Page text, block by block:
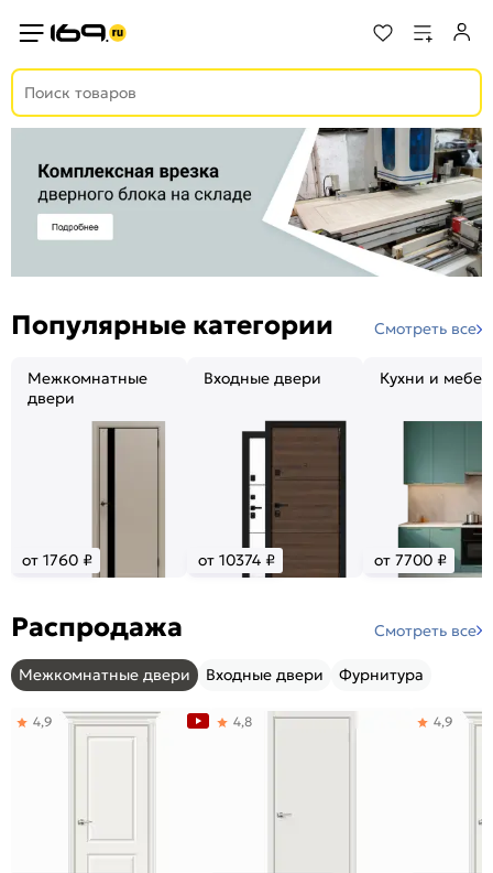
Популярные категории Смотреть все
Межкомнатные
двери
от 1760 ₽
Входные двери
от 10374 ₽
Кухни и
от 7700 ₽
Распродажа Смотреть все
Межкомнатные двери Входные двери Фурнитура
4,9 4,8 4,9